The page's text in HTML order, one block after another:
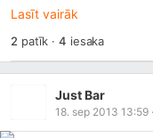
Lasīt vairāk
2 patīk ·4 iesaka
Just Bar
18. sep 2013 13:59